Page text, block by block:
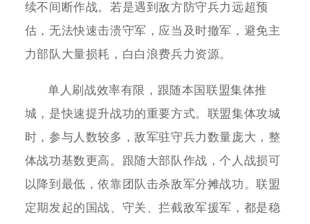
续不间断作战。若是遇到敌方防守兵力远超预
估，无法快速击溃守军，应当及时撤军，避免主
力部队大量损耗，白白浪费兵力资源。
单人刷战效率有限，跟随本国联盟集体推
城，是快速提升战功的重要方式。联盟集体攻城
时，参与人数较多，敌军驻守兵力数量庞大，整
体战功基数更高。跟随大部队作战，个人战损可
以降到最低，依靠团队击杀敌军分摊战功。联盟
定期发起的国战、守关、拦截敌军援军，都是稳